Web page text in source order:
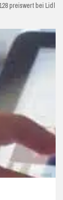
preiswert bei Lidl